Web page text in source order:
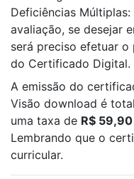
Deficiências
avaliação, se desejar
será preciso efetuar o
do Certificado Digital.
A emissão do
Visão download é
uma taxa de R$ 59,90
Lembrando que o
curricular.